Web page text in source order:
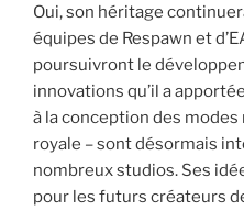
Oui, son héritage
équipes de Respawn et
poursuivront le
innovations qu’il a
à la conception des
royale – sont désormais
nombreux studios. Ses
pour les futurs créateurs